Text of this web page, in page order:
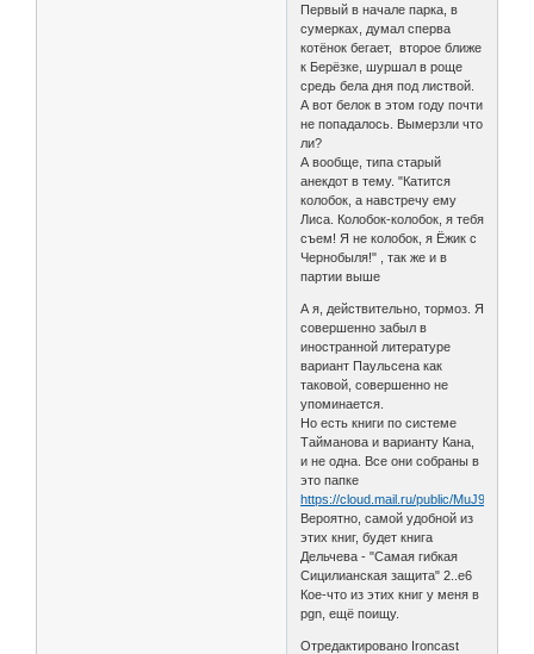
Первый в начале парка, в
сумерках, думал сперва
котёнок бегает, второе ближе
к Берёзке, шуршал в роще
средь бела дня под листвой.
А вот белок в этом году почти
не попадалось. Вымерзли что
ли?
А вообще, типа старый
анекдот в тему. "Катится
колобок, а навстречу ему
Лиса. Колобок-колобок, я тебя
съем! Я не колобок, я Ёжик с
Чернобыля!" , так же и в
партии выше
А я, действительно, тормоз. Я
совершенно забыл в
иностранной литературе
вариант Паульсена как
таковой, совершенно не
упоминается.
Но есть книги по системе
Тайманова и варианту Кана,
и не одна. Все они собраны в
это папке
https://cloud.mail.ru/public/MuJ9/
Вероятно, самой удобной из
этих книг, будет книга
Дельчева - "Самая гибкая
Сицилианская защита" 2..e6
Кое-что из этих книг у меня в
pgn, ещё поищу.
Отредактировано Ironcast